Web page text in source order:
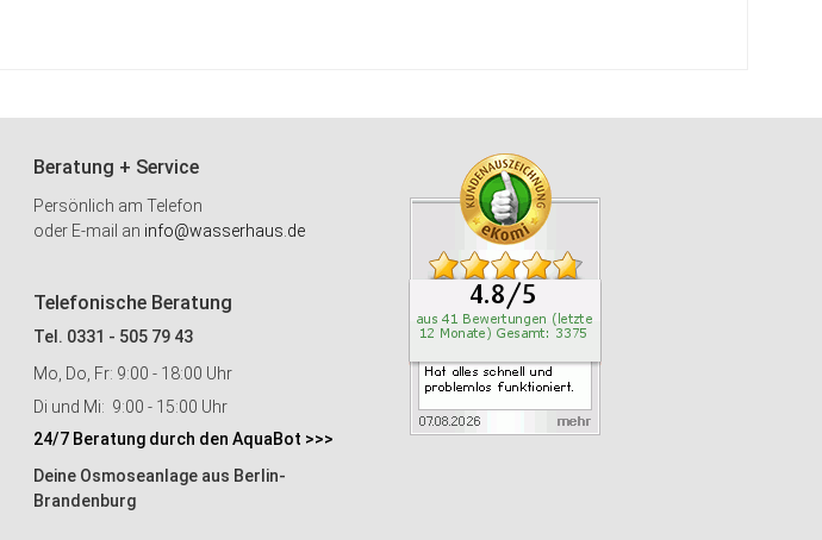
Beratung + Service
Persönlich am Telefon
oder E-mail an info@wasserhaus.de
Telefonische Beratung
Tel. 0331 - 505 79 43
Mo, Do, Fr: 9:00 - 18:00 Uhr
Di und Mi: 9:00 - 15:00 Uhr
24/7 Beratung durch den AquaBot >>>
Deine Osmoseanlage aus Berlin-
Brandenburg